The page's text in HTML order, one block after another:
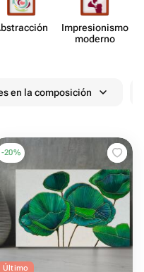
Impresi​onismo
moderno
en la composición
-20%
Último